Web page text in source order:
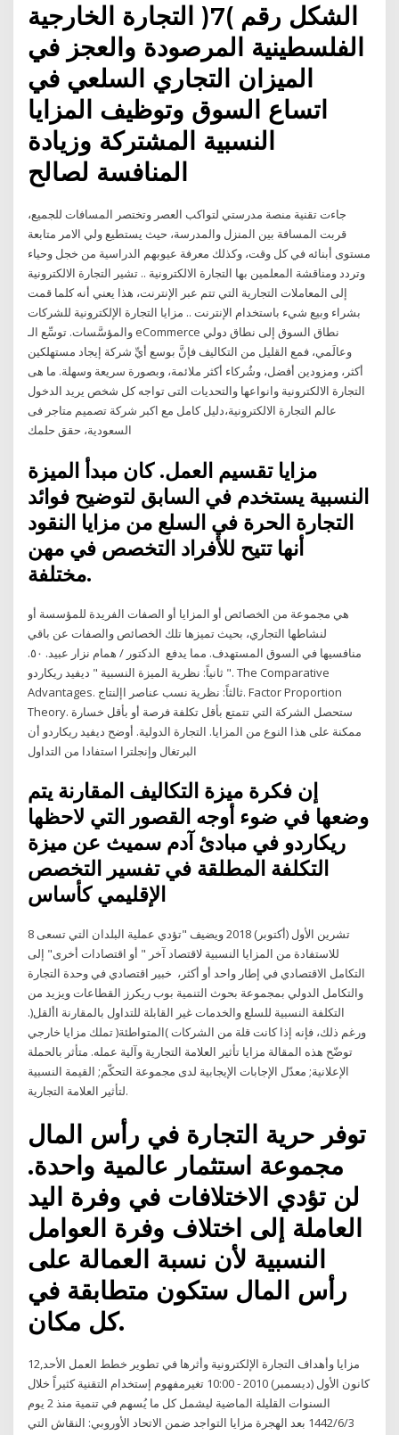
الشكل رقم )7( التجارة الخارجية
الفلسطينية المرصودة والعجز في
الميزان التجاري السلعي في
اتساع السوق وتوظيف المزايا
النسبية المشتركة وزيادة
جاءت تقنية منصة مدرستي لتواكب العصر وتختصر المسافات للجميع،
قربت المسافة بين المنزل والمدرسة، حيث يستطيع ولي الامر متابعة
مستوى أبنائه في كل وقت، وكذلك معرفة عيوبهم الدراسية من خجل وحياء
وتردد ومناقشة المعلمين بها التجارة الالكترونية .. تشير التجارة الالكترونية
إلى المعاملات التجارية التي تتم عبر الإنترنت، هذا يعني أنه كلما قمت
بشراء وبيع شيء باستخدام الإنترنت .. مزايا التجارة الإلكترونية للشركات
والمؤسَّسات. توسِّع الـ eCommerce نطاق السوق إلى نطاق دولي
وعالَمي، فمع القليل من التكاليف فإنَّ بوسع أيِّ شركة إيجاد مستهلكين
أكثر، ومزودين أفضل، وشُركاء أكثر ملائمة، وبصورة سريعة وسهلة. ما هى
التجارة الالكترونية وانواعها والتحديات التى تواجه كل شخص يريد الدخول
عالم التجارة الالكترونية،دليل كامل مع اكبر شركة تصميم متاجر فى
السعودية، حقق حلمك
مزايا تقسيم العمل. كان مبدأ الميزة
النسبية يستخدم في السابق لتوضيح فوائد
التجارة الحرة في السلع من مزايا النقود
أنها تتيح للأفراد التخصص في مهن
مختلفة.
هي مجموعة من الخصائص أو المزايا أو الصفات الفريدة للمؤسسة أو
لنشاطها التجاري، بحيث تميزها تلك الخصائص والصفات عن باقي
منافسيها في السوق المستهدف. مما يدفع الدكتور / همام نزار عبيد. ٥٠.
ثانياً: نظرية الميزة النسبية " ديفيد ريكاردو ". The Comparative
Advantages. ثالثاً: نظرية نسب عناصر اإلنتاج. Factor Proportion
Theory. ستحصل الشركة التي تتمتع بأقل تكلفة فرصة أو بأقل خسارة
ممكنة على هذا النوع من المزايا. التجارة الدولية. أوضح ديفيد ريكاردو أن
إن فكرة ميزة التكاليف المقارنة يتم
وضعها في ضوء أوجه القصور التي لاحظها
ريكاردو في مبادئ آدم سميث عن ميزة
التكلفة المطلقة في تفسير التخصص
8 تشرين الأول (أكتوبر) 2018 ويضيف "تؤدي عملية البلدان التي تسعى
للاستفادة من المزايا النسبية لاقتصاد آخر " أو اقتصادات أخرى" إلى
التكامل الاقتصادي في إطار واحد أو أكثر، خبير اقتصادي في وحدة التجارة
والتكامل الدولي بمجموعة بحوث التنمية بوب ريكرز القطاعات ويزيد من
التكلفة النسبية للسلع والخدمات غير القابلة للتداول بالمقارنة األقل(.
ورغم ذلك، فإنه إذا كانت قلة من الشركات )المتواطئة( تملك مزايا خارجي
توضّح هذه المقالة مزايا تأثير العلامة التجارية وآلية عمله. متأثر بالحملة
الإعلانية; معدّل الإجابات الإيجابية لدى مجموعة التحكّم; القيمة النسبية
لتأثير العلامة التجارية.
توفر حرية التجارة في رأس المال
مجموعة استثمار عالمية واحدة.
لن تؤدي الاختلافات في وفرة اليد
العاملة إلى اختلاف وفرة العوامل
النسبية لأن نسبة العمالة على
رأس المال ستكون متطابقة في
كل مكان.
مزايا وأهداف التجارة الإلكترونية وأثرها في تطوير خطط العمل الأحد,12
كانون اﻷول (ديسمبر) 2010 - 10:00 تغيرمفهوم إستخدام التقنية كثيراً خلال
السنوات القليلة الماضية ليشمل كل ما يُسهم في تنمية منذ 2 يوم
3‏‏/6‏‏/1442 بعد الهجرة مزايا التواجد ضمن الاتحاد الأوروبي: النقاش التي